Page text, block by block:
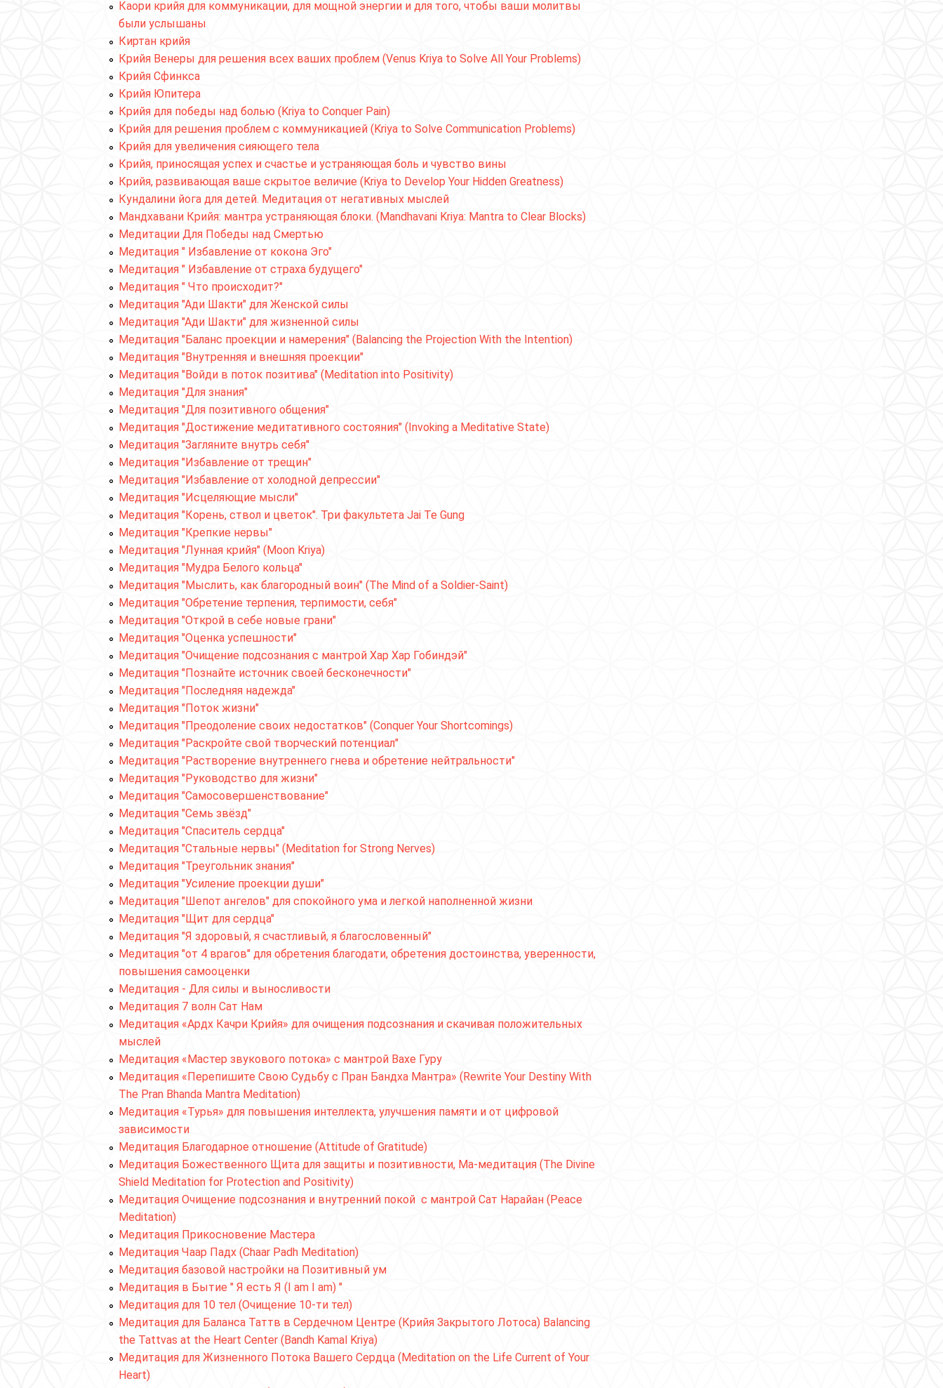
Каори крийя для коммуникации, для мощной энергии и для того, чтобы ваши молитвы
были услышаны
Киртан крийя
Крийя Венеры для решения всех ваших проблем (Venus Kriya to Solve All Your Problems)
Крийя Сфинкса
Крийя Юпитера
Крийя для победы над болью (Kriya to Conquer Pain)
Крийя для решения проблем с коммуникацией (Kriya to Solve Communication Problems)
Крийя для увеличения сияющего тела
Крийя, приносящая успех и счастье и устраняющая боль и чувство вины
Крийя, развивающая ваше скрытое величие (Kriya to Develop Your Hidden Greatness)
Кундалини йога для детей. Медитация от негативных мыслей
Мандхавани Крийя: мантра устраняющая блоки. (Mandhavani Kriya: Mantra to Clear Blocks)
Медитации Для Победы над Смертью
Медитация " Избавление от кокона Эго"
Медитация " Избавление от страха будущего"
Медитация " Что происходит?"
Медитация "Ади Шакти" для Женской силы
Медитация "Ади Шакти" для жизненной силы
Медитация "Баланс проекции и намерения" (Balancing the Projection With the Intention)
Медитация "Внутренняя и внешняя проекции"
Медитация "Войди в поток позитива" (Meditation into Positivity)
Медитация "Для знания"
Медитация "Для позитивного общения"
Медитация "Достижение медитативного состояния" (Invoking a Meditative State)
Медитация "Загляните внутрь себя"
Медитация "Избавление от трещин"
Медитация "Избавление от холодной депрессии"
Медитация "Исцеляющие мысли"
Медитация "Корень, ствол и цветок". Три факультета Jai Te Gung
Медитация "Крепкие нервы"
Медитация "Лунная крийя" (Moon Kriya)
Медитация "Мудра Белого кольца"
Медитация "Мыслить, как благородный воин" (The Mind of a Soldier-Saint)
Медитация "Обретение терпения, терпимости, себя"
Медитация "Открой в себе новые грани"
Медитация "Оценка успешности"
Медитация "Очищение подсознания с мантрой Хар Хар Гобиндэй"
Медитация "Познайте источник своей бесконечности"
Медитация "Последняя надежда"
Медитация "Поток жизни"
Медитация "Преодоление своих недостатков" (Conquer Your Shortcomings)
Медитация "Раскройте свой творческий потенциал"
Медитация "Растворение внутреннего гнева и обретение нейтральности"
Медитация "Руководство для жизни"
Медитация "Самосовершенствование"
Медитация "Семь звёзд"
Медитация "Спаситель сердца"
Медитация "Стальные нервы" (Meditation for Strong Nerves)
Медитация "Треугольник знания"
Медитация "Усиление проекции души"
Медитация "Шепот ангелов" для спокойного ума и легкой наполненной жизни
Медитация "Щит для сердца"
Медитация "Я здоровый, я счастливый, я благословенный"
Медитация "от 4 врагов" для обретения благодати, обретения достоинства, уверенности,
повышения самооценки
Медитация - Для силы и выносливости
Медитация 7 волн Сат Нам
Медитация «Ардх Качри Крийя» для очищения подсознания и скачивая положительных
мыслей
Медитация «Мастер звукового потока» с мантрой Вахе Гуру
Медитация «Перепишите Свою Судьбу с Пран Бандха Мантра» (Rewrite Your Destiny With
The Pran Bhanda Mantra Meditation)
Медитация «Турья» для повышения интеллекта, улучшения памяти и от цифровой
зависимости
Медитация Благодарное отношение (Attitude of Gratitude)
Медитация Божественного Щита для защиты и позитивности, Ма-медитация (The Divine
Shield Meditation for Protection and Positivity)
Медитация Очищение подсознания и внутренний покой с мантрой Сат Нарайан (Peace
Meditation)
Медитация Прикосновение Мастера
Медитация Чаар Падх (Chaar Padh Meditation)
Медитация базовой настройки на Позитивный ум
Медитация в Бытие " Я есть Я (I am I am) "
Медитация для 10 тел (Очищение 10-ти тел)
Медитация для Баланса Таттв в Сердечном Центре (Крийя Закрытого Лотоса) Balancing
the Tattvas at the Heart Center (Bandh Kamal Kriya)
Медитация для Жизненного Потока Вашего Сердца (Meditation on the Life Current of Your
Heart)